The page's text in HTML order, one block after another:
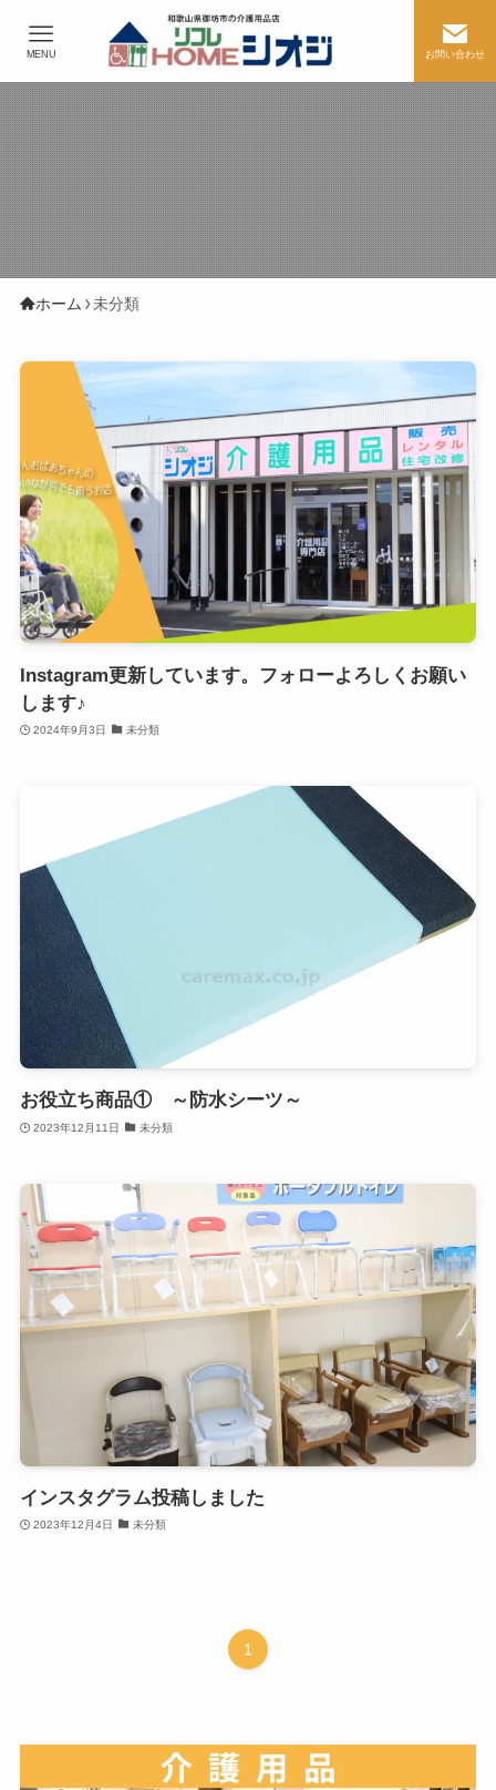
お問い合わせ
MENU
ホーム 未分類
Instagram更新しています。フォローよろしくお願い
します♪
2024年9月3日 未分類
お役立ち商品① ～防水シーツ～
2023年12月11日 未分類
インスタグラム投稿しました
2023年12月4日 未分類
1